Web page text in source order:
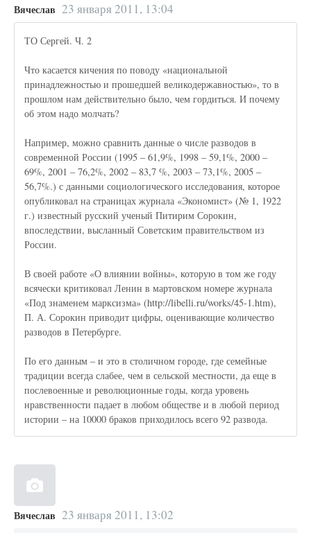
Вячеслав 23 января 2011, 13:04
ТО Сергей. Ч. 2
Что касается кичения по поводу «национальной
принадлежностью и прошедшей великодержавностью», то в
прошлом нам действительно было, чем гордиться. И почему
об этом надо молчать?
Например, можно сравнить данные о числе разводов в
современной России (1995 – 61,9%, 1998 – 59,1%, 2000 –
69%, 2001 – 76,2%, 2002 – 83,7 %, 2003 – 73,1%, 2005 –
56,7%.) с данными социологического исследования, которое
опубликовал на страницах журнала «Экономист» (№ 1, 1922
г.) известный русский ученый Питирим Сорокин,
впоследствии, высланный Советским правительством из
России.
В своей работе «О влиянии войны», которую в том же году
всячески критиковал Ленин в мартовском номере журнала
«Под знаменем марксизма» (http://libelli.ru/works/45-1.htm),
П. А. Сорокин приводит цифры, оценивающие количество
разводов в Петербурге.
По его данным – и это в столичном городе, где семейные
традиции всегда слабее, чем в сельской местности, да еще в
послевоенные и революционные годы, когда уровень
нравственности падает в любом обществе и в любой период
истории – на 10000 браков приходилось всего 92 развода.
Вячеслав 23 января 2011, 13:02